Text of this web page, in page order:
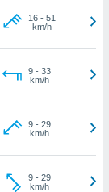
16- 51
km/h
9- 33
km/h
9- 29
km/h
9- 29
km/h